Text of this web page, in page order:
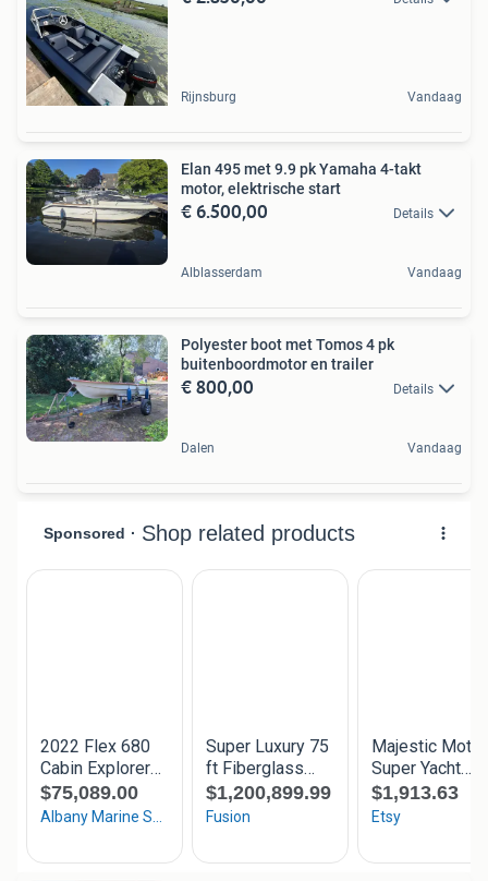
Rijnsburg Vandaag
Elan 495 met 9.9 pk Yamaha 4-takt
motor, elektrische start
€ 6.500,00 Details
Alblasserdam Vandaag
Polyester boot met Tomos 4 pk
buitenboordmotor en trailer
€ 800,00 Details
Dalen Vandaag